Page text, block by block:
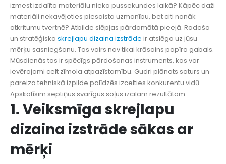
izmest izdalīto materiālu nieka pussekundes laikā? Kāpēc daži
materiāli nekavējoties piesaista uzmanību, bet citi nonāk
atkritumu tvertnē? Atbilde slēpjas pārdomātā pieejā. Radoša
un stratēģiska skrejlapu dizaina izstrāde ir atslēga uz jūsu
mērķu sasniegšanu. Tas vairs nav tikai krāsains papīra gabals.
Mūsdienās tas ir spēcīgs pārdošanas instruments, kas var
ievērojami celt zīmola atpazīstamību. Gudri plānots saturs un
pareiza tehniskā izpilde palīdzēs izcelties konkurentu vidū.
Apskatīsim septiņus svarīgus soļus izcilam rezultātam.
1. Veiksmīga skrejlapu
dizaina izstrāde sākas ar
mērķi